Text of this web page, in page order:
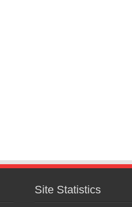
Site Statistics